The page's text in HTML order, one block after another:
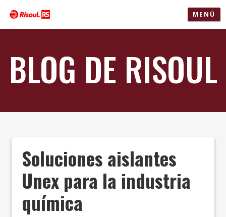
MENÚ
BLOG DE RISOUL
Soluciones aislantes
Unex para la industria
química